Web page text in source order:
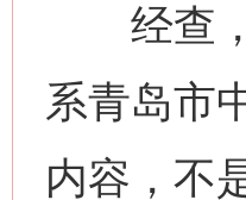
经查，
系青岛市
内容，不